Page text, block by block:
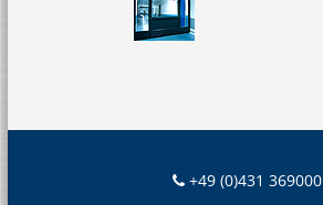
+49 (0)431 369000